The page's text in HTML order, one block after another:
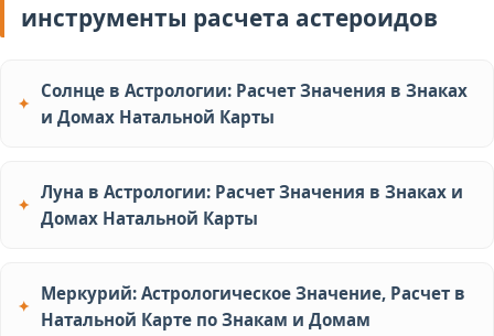
инструменты расчета астероидов
Солнце в Астрологии: Расчет Значения в Знаках
и Домах Натальной Карты
Луна в Астрологии: Расчет Значения в Знаках и
Домах Натальной Карты
Меркурий: Астрологическое Значение, Расчет в
Натальной Карте по Знакам и Домам